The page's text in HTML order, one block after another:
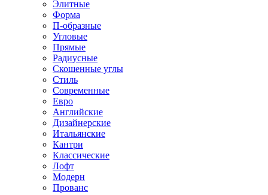
Элитные
Форма
П-образные
Угловые
Прямые
Радиусные
Скошенные углы
Стиль
Современные
Евро
Английские
Дизайнерские
Итальянские
Кантри
Классические
Лофт
Модерн
Прованс